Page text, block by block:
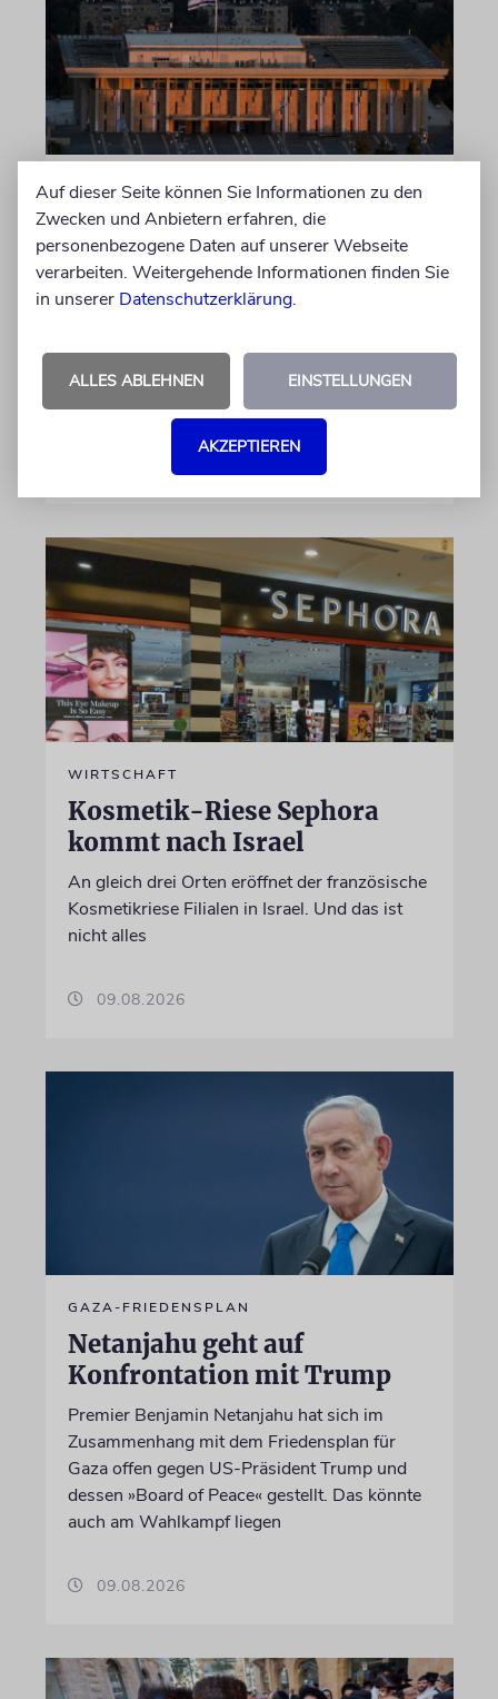
JERUSALEM
Likud attackiert
Wahlgremium
Der Likud protestiert gegen neue Mitglieder
sehen darin einen möglichen Auftakt dazu, die
Wahlergebnisse im Oktober nicht
09.08.2026
WIRTSCHAFT
Kosmetik-Riese Sephora
kommt nach Israel
An gleich drei Orten eröffnet der französische
Kosmetikriese Filialen in Israel. Und das ist
nicht alles
09.08.2026
GAZA-FRIEDENSPLAN
Netanjahu geht auf
Konfrontation mit Trump
Premier Benjamin Netanjahu hat sich im
Zusammenhang mit dem Friedensplan für
Gaza offen gegen US-Präsident Trump und
dessen »Board of Peace« gestellt. Das könnte
auch am Wahlkampf liegen
09.08.2026
Auf dieser Seite können Sie Informationen zu den
Zwecken und Anbietern erfahren, die
personenbezogene Daten auf unserer Webseite
verarbeiten. Weitergehende Informationen finden Sie
in unserer Datenschutzerklärung.
ALLES ABLEHNEN EINSTELLUNGEN
AKZEPTIEREN